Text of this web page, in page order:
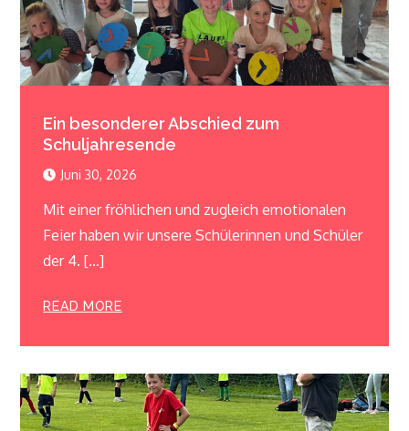
Ein besonderer Abschied zum
Schuljahresende
Juni 30, 2026
Mit einer fröhlichen und zugleich emotionalen
Feier haben wir unsere Schülerinnen und Schüler
der 4. […]
READ MORE